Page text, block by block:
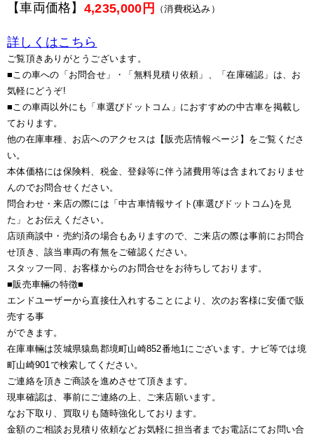
【車両価格】 4,235,000円 （消費税込み）
詳しくはこちら
ご覧頂きありがとうございます。
■この車への「お問合せ」・「無料見積り依頼」、「在庫確認」は、お
気軽にどうぞ!
■この車両以外にも「車選びドットコム」におすすめの中古車を掲載し
ております。
他の在庫車種、お店へのアクセスは【販売店情報ページ】をご覧くださ
い。
本体価格には保険料、税金、登録等に伴う諸費用等は含まれておりませ
んのでお問合せください。
問合わせ・来店の際には「中古車情報サイト(車選びドットコム)を見
た」とお伝えください。
店頭商談中・売約済の場合もありますので、ご来店の際は事前にお問合
せ頂き、該当車両の有無をご確認ください。
スタッフ一同、お客様からのお問合せをお待ちしております。
■販売車輛の特徴■
エンドユーザーから直接仕入れすることにより、次のお客様に安価で販
売する事
ができます。
在庫車輛は茨城県猿島郡境町山崎852番地1にございます。ナビ等では境
町山崎901で検索してください。
ご連絡を頂きご商談を進めさせて頂きます。
現車確認は、事前にご連絡の上、ご来店願います。
なお下取り、買取りも随時強化しております。
金額のご相談お見積り依頼などお気軽に担当者までお電話にてお問い合